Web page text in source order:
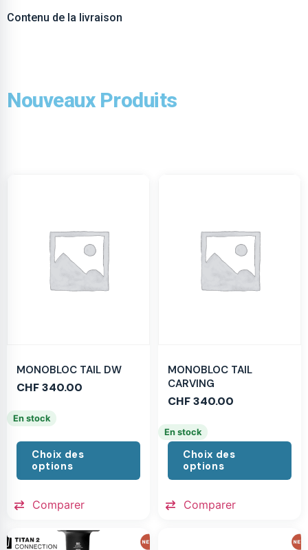
Contenu de la livraison
Nouveaux Produits
MONOBLOC TAIL DW
CHF340.00
En stock
Choix des
options
Comparer
MONOBLOC TAIL
CARVING
CHF340.00
En stock
Choix des
options
Comparer